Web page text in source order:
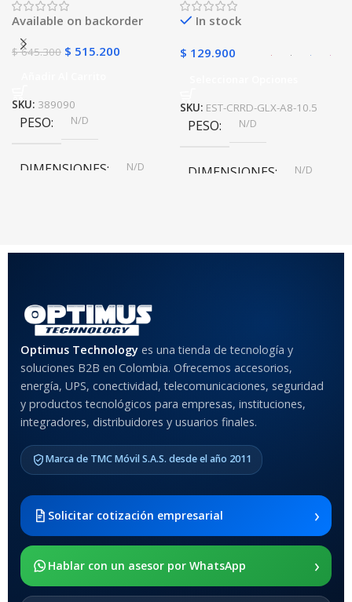
Available on backorder
$645.300 $ 515.200
SKU: 389090
PESO N/D
DIMENSIONES N/D
golpes con soporte
In stock
$ 129.900
SKU: EST-CRRD-GLX-A8-10.5
PESO N/D
DIMENSIONES N/D
Anti-Shock
MODELO DE TABLETS
COMPATIBLES
Samsung Galaxy Tab A8 10.5
2021 SM-x200 / Samsung
Galaxy Tab A8 10.5 2021 SM-
SI
Optimus Technology es una tienda de tecnología y
soluciones B2B en Colombia. Ofrecemos accesorios,
energía, UPS, conectividad, telecomunicaciones, seguridad
y productos tecnológicos para empresas, instituciones,
integradores, distribuidores y usuarios finales.
Marca de TMC Móvil S.A.S. desde el año 2011
Solicitar cotización empresarial ›
Hablar con un asesor por WhatsApp ›